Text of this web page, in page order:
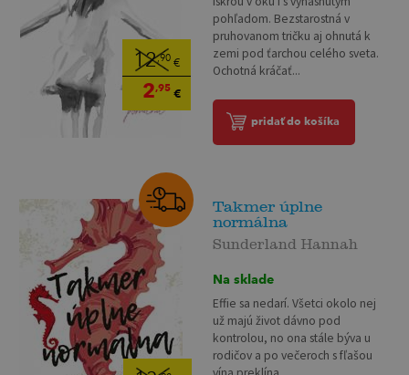
12,90 €
2,95 €
pohľadom. Bezstarostná v
pruhovanom tričku aj ohnutá k
zemi pod ťarchou celého sveta.
Ochotná kráčať...
pridať do košíka
Takmer úplne
normálna
Sunderland Hannah
Na sklade
Effie sa nedarí. Všetci okolo nej
už majú život dávno pod
kontrolou, no ona stále býva u
rodičov a po večeroch s fľašou